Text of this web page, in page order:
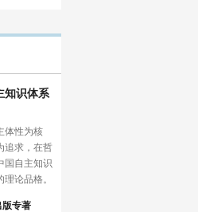
知识体系
体性为核
追求，在哲
国自主知识
论品格。
版专著